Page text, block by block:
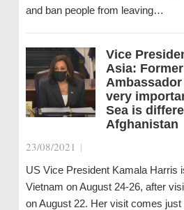
and ban people from leaving…
Vice
Asia:
very
Sea is
Afghanistan
23/08/2021 |
US Vice President Kamala Harris
Vietnam on August 24-26, after
on August 22. Her visit comes